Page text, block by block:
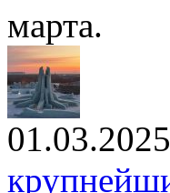
марта.
01.03.2025